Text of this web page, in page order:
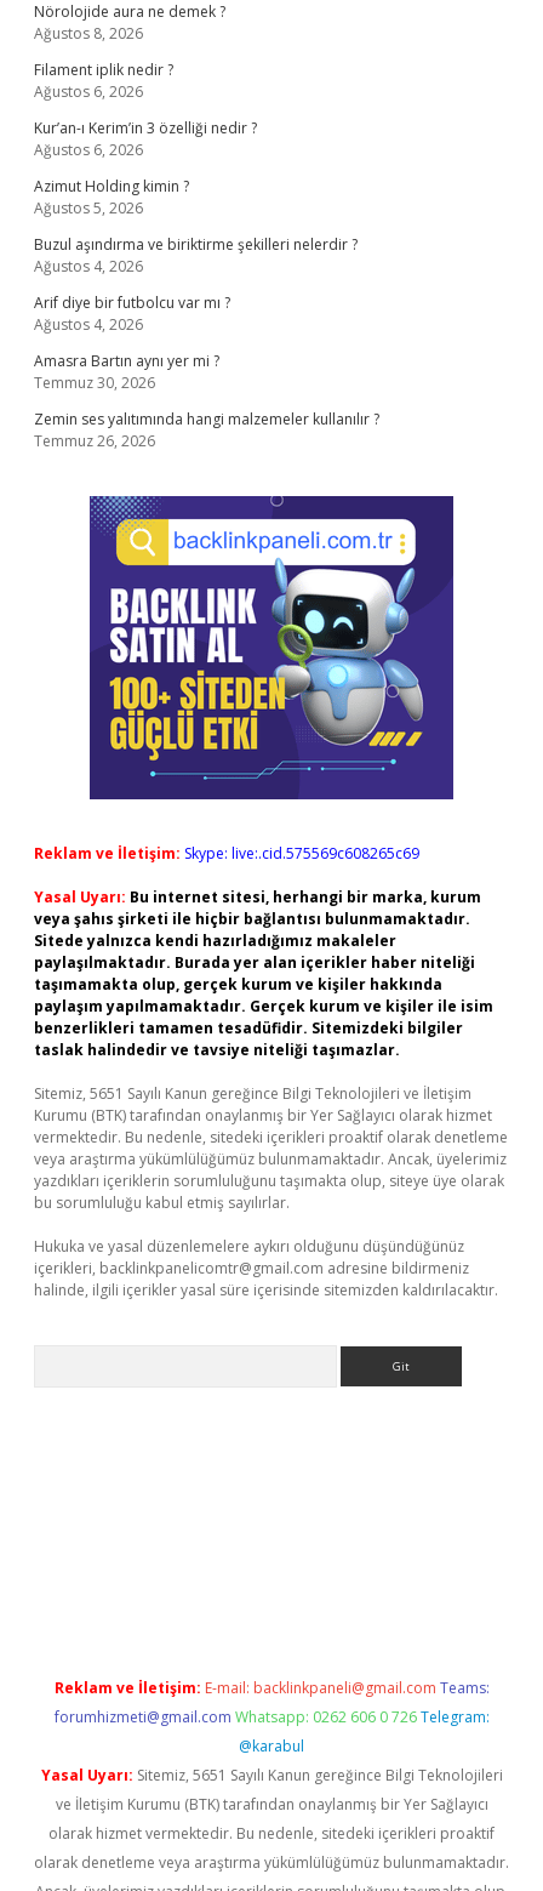
Nörolojide aura ne demek ?
Ağustos 8, 2026
Filament iplik nedir ?
Ağustos 6, 2026
Kur’an-ı Kerim’in 3 özelliği nedir ?
Ağustos 6, 2026
Azimut Holding kimin ?
Ağustos 5, 2026
Buzul aşındırma ve biriktirme şekilleri nelerdir ?
Ağustos 4, 2026
Arif diye bir futbolcu var mı ?
Ağustos 4, 2026
Amasra Bartın aynı yer mi ?
Temmuz 30, 2026
Zemin ses yalıtımında hangi malzemeler kullanılır ?
Temmuz 26, 2026
Reklam ve İletişim: Skype: live:.cid.575569c608265c69
Yasal Uyarı: Bu internet sitesi, herhangi bir marka, kurum
veya şahıs şirketi ile hiçbir bağlantısı bulunmamaktadır.
Sitede yalnızca kendi hazırladığımız makaleler
paylaşılmaktadır. Burada yer alan içerikler haber niteliği
taşımamakta olup, gerçek kurum ve kişiler hakkında
paylaşım yapılmamaktadır. Gerçek kurum ve kişiler ile isim
benzerlikleri tamamen tesadüfidir. Sitemizdeki bilgiler
taslak halindedir ve tavsiye niteliği taşımazlar.
Sitemiz, 5651 Sayılı Kanun gereğince Bilgi Teknolojileri ve İletişim
Kurumu (BTK) tarafından onaylanmış bir Yer Sağlayıcı olarak hizmet
vermektedir. Bu nedenle, sitedeki içerikleri proaktif olarak denetleme
veya araştırma yükümlülüğümüz bulunmamaktadır. Ancak, üyelerimiz
yazdıkları içeriklerin sorumluluğunu taşımakta olup, siteye üye olarak
bu sorumluluğu kabul etmiş sayılırlar.
Hukuka ve yasal düzenlemelere aykırı olduğunu düşündüğünüz
içerikleri, backlinkpanelicomtr@gmail.com adresine bildirmeniz
halinde, ilgili içerikler yasal süre içerisinde sitemizden kaldırılacaktır.
Reklam ve İletişim: E-mail: backlinkpaneli@gmail.com Teams:
forumhizmeti@gmail.com Whatsapp: 0262 606 0 726 Telegram:
@karabul
Yasal Uyarı: Sitemiz, 5651 Sayılı Kanun gereğince Bilgi Teknolojileri
ve İletişim Kurumu (BTK) tarafından onaylanmış bir Yer Sağlayıcı
olarak hizmet vermektedir. Bu nedenle, sitedeki içerikleri proaktif
olarak denetleme veya araştırma yükümlülüğümüz bulunmamaktadır.